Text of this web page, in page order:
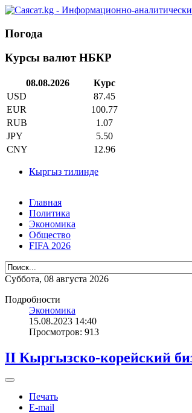
Погода
Курсы валют НБКР
08.08.2026
Курс
USD
87.45
EUR
100.77
RUB
1.07
JPY
5.50
CNY
12.96
Кыргыз тилинде
Главная
Политика
Экономика
Общество
FIFA 2026
Суббота, 08 августа 2026
Подробности
Экономика
15.08.2023 14:40
Просмотров: 913
II Кыргызско-корейский
Печать
E-mail